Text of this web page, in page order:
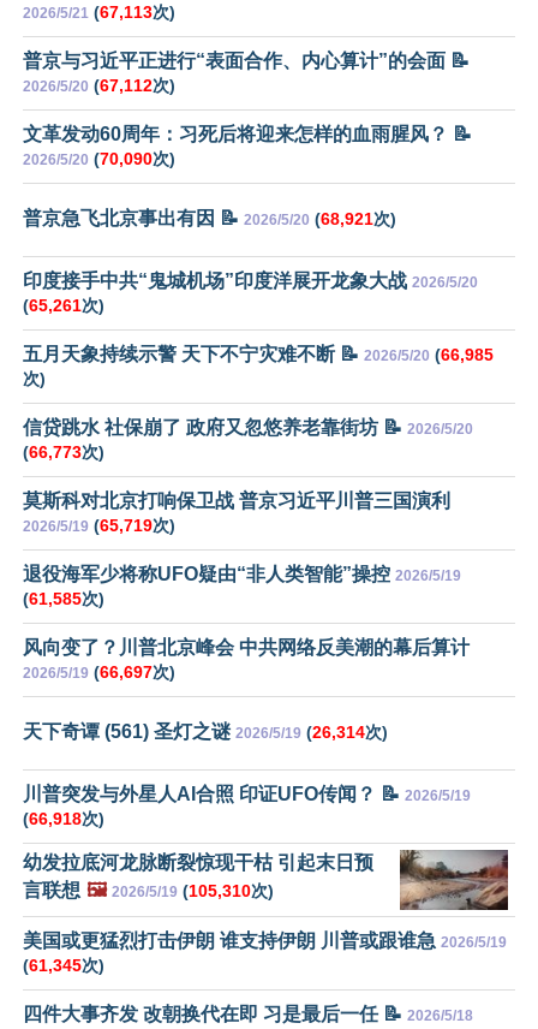
2026/5/21 (67,113次)
普京与习近平正进行“表面合作、内心算计”的会面 📝
2026/5/20 (67,112次)
文革发动60周年：习死后将迎来怎样的血雨腥风？ 📝
2026/5/20 (70,090次)
普京急飞北京事出有因 📝 2026/5/20 (68,921次)
印度接手中共“鬼城机场”印度洋展开龙象大战 2026/5/20
(65,261次)
五月天象持续示警 天下不宁灾难不断 📝 2026/5/20 (66,985
次)
信贷跳水 社保崩了 政府又忽悠养老靠街坊 📝 2026/5/20
(66,773次)
莫斯科对北京打响保卫战 普京习近平川普三国演利
2026/5/19 (65,719次)
退役海军少将称UFO疑由“非人类智能”操控 2026/5/19
(61,585次)
风向变了？川普北京峰会 中共网络反美潮的幕后算计
2026/5/19 (66,697次)
天下奇谭 (561) 圣灯之谜 2026/5/19 (26,314次)
川普突发与外星人AI合照 印证UFO传闻？ 📝 2026/5/19
(66,918次)
幼发拉底河龙脉断裂惊现干枯 引起末日预
言联想 🖼️ 2026/5/19 (105,310次)
美国或更猛烈打击伊朗 谁支持伊朗 川普或跟谁急 2026/5/19
(61,345次)
四件大事齐发 改朝换代在即 习是最后一任 📝 2026/5/18